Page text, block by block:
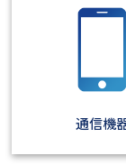
通信機